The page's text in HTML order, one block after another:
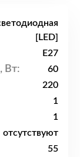
[LED]
E27
Вт: 60
220
1
1
отсутствуют
55